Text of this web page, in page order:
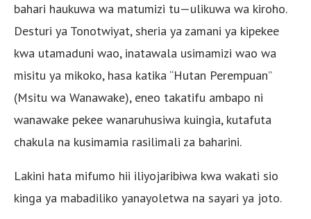
bahari haukuwa wa matumizi tu—ulikuwa wa kiroho.
Desturi ya Tonotwiyat, sheria ya zamani ya kipekee
kwa utamaduni wao, inatawala usimamizi wao wa
misitu ya mikoko, hasa katika “Hutan Perempuan”
(Msitu wa Wanawake), eneo takatifu ambapo ni
wanawake pekee wanaruhusiwa kuingia, kutafuta
chakula na kusimamia rasilimali za baharini.
Lakini hata mifumo hii iliyojaribiwa kwa wakati sio
kinga ya mabadiliko yanayoletwa na sayari ya joto.